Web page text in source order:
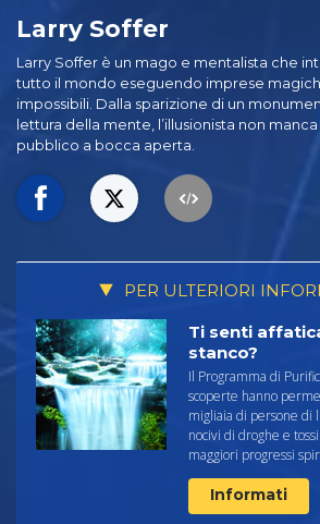
Larry Soffer
Larry Soffer è un mago e mentalista che
tutto il mondo eseguendo imprese
impossibili. Dalla sparizione di un
lettura della mente, l’illusionista non
pubblico a bocca aperta.
PER ULTERIORI
Ti senti
stanco?
Il Programma di
scoperte hanno
migliaia di persone di
nocivi di droghe e
maggiori progressi
Informati